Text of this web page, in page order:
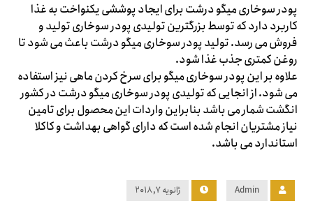
پودر سوخاری میگو درشت برای ایجاد پوششی یکنواخت به غذا
کاربرد دارد که توسط بزرگترین تولیدی پودر سوخاری تولید و
فروش می رسد. تولید پودر سوخاری میگو درشت باعث می شود تا
روغن کمتری جذب غذا شود.
علاوه بر این پودر سوخاری میگو برای سرخ کردن ماهی نیز استفاده
می شود. از انجایی که تولیدی پودر سوخاری میگو درشت در کشور
انگشت شمار می باشد بنابراین واردات این محصول برای تامین
نیاز مشتریان انجام شده است که دارای گواهی بهداشت و کاکلا
استاندارد می باشد.
Admin ژانویه ۷, ۲۰۱۸